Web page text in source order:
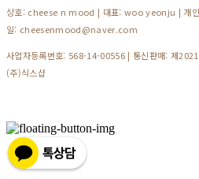
상호: cheese n mood | 대표: woo yeonju | 개
일: cheesenmood@naver.com
사업자등록번호: 568-14-00556| 통신판매: 제
(주)식스샵